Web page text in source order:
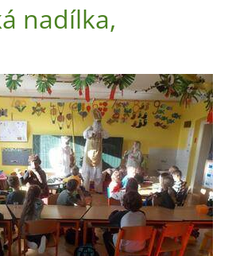
nadílka,